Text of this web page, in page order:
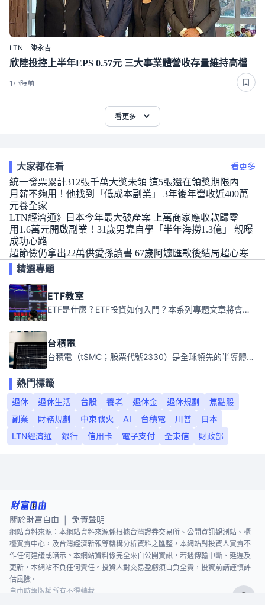
LTN｜陳永吉
欣陸投控上半年EPS 0.57元 三大事業體營收存量維持高檔
1小時前
看更多
大家都在看 看更多
統一發票累計312張千萬大獎未領 這5張還在領獎期限內
月薪不夠用！他找到「低成本副業」 3年後年營收近400萬
元養全家
LTN經濟通》日本今年最大破產案 上萬商家應收款歸零
用1.6萬元開啟副業！31歲男靠自學「半年海撈1.3億」 親曝
成功心路
超節儉仍拿出22萬供愛孫讀書 67歲阿嬤匯款後結局超心寒
精選專題
ETF教室
ETF是什麼？ETF投資如何入門？本系列專題文章將會告訴你新手必須知道的ETF基礎知識。
台積電
台積電（tSMC；股票代號2330）是全球領先的半導體代工公司，成立於1987年，總部位於台灣新竹。且已於美國、日本、德國及中國設廠，台積電是全球首家專業積體電路製造服務公司，也是全球最先進和最大規模的半導體代工廠。
熱門標籤
退休
退休生活 台股 養老 退休金 退休規劃
焦點股
副業
財務規劃 中東戰火 AI 台積電 川普
日本
LTN經濟通
銀行 信用卡 電子支付 全東信 財政部
關於財富自由 免責聲明
網站資料來源：本網站資料來源係根據台灣證券交易所、公開資訊觀測站、櫃
檯買賣中心，及台灣經濟新報等機構分析資料之匯整，本網站對投資人買賣不
作任何建議或暗示。本網站資料係完全來自公開資訊，若遇傳輸中斷、延遲及
更新，本網站不負任何責任。投資人對交易盈虧須自負全責，投資前請謹慎評
估風險。
自由時報版權所有不得轉載